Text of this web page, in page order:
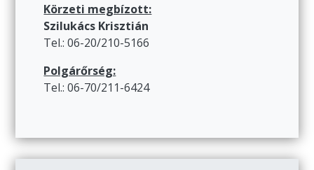
Körzeti megbízott:
Szilukács Krisztián
Tel.: 06-20/210-5166
Polgárőrség:
Tel.: 06-70/211-6424